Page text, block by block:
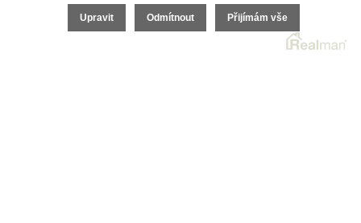
O společnosti
Kariéra v realitách
Upravit Odmítnout Přijímám vše